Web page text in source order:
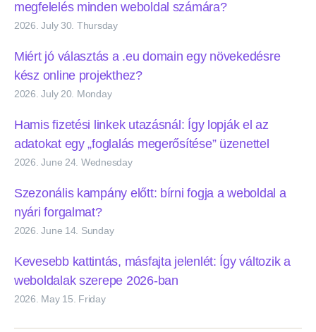
megfelelés minden weboldal számára?
2026. July 30. Thursday
Miért jó választás a .eu domain egy növekedésre
kész online projekthez?
2026. July 20. Monday
Hamis fizetési linkek utazásnál: Így lopják el az
adatokat egy „foglalás megerősítése” üzenettel
2026. June 24. Wednesday
Szezonális kampány előtt: bírni fogja a weboldal a
nyári forgalmat?
2026. June 14. Sunday
Kevesebb kattintás, másfajta jelenlét: Így változik a
weboldalak szerepe 2026-ban
2026. May 15. Friday